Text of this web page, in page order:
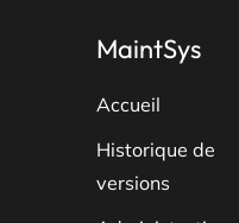
MaintSys
Accueil
Historique de
versions